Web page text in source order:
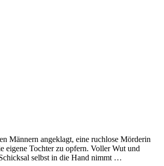
Männern angeklagt, eine ruchlose Mörderin
eigene Tochter zu opfern. Voller Wut und
selbst in die Hand nimmt …